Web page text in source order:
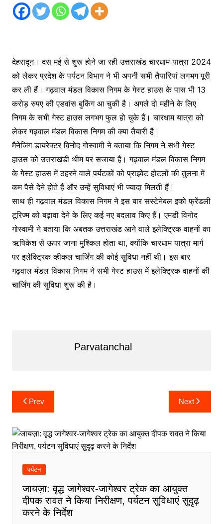
देहरादून। दस मई से शुरू होने जा रही उत्तराखंड चारधाम यात्रा 2024
को लेकर प्रदेश के पर्यटन विभाग ने भी अपनी सभी तैयारियां लगभग पूरी
कर ली हैं। गढ़वाल मंडल विकास निगम के गेस्ट हाउस के पास भी 13
करोड़ रुपए की एडवांस बुकिंग आ चुकी है। अगले दो महीने के लिए
निगम के सभी गेस्ट हाउस लगभग फुल हो चुके हैं। चारधाम यात्रा को
लेकर गढ़वाल मंडल विकास निगम की क्या तैयारी है।
मैनेजिंग डायरेक्टर विनोद गोस्वामी ने बताया कि निगम ने सभी गेस्ट
हाउस को उत्तराखंडी थीम पर सजाया है। गढ़वाल मंडल विकास निगम
के गेस्ट हाउस में ठहरने वाले पर्यटकों को प्राइवेट होटलों की तुलना में
कम पैसे देने होते हैं और उन्हें सुविधाएं भी ज्यादा मिलती हैं।
साथ ही गढ़वाल मंडल विकास निगम ने इस बार सस्टेनेबल इको फ्रेंडली
टूरिज्म को बढ़ावा देने के लिए कई नए बदलाव किए हैं। एमडी विनोद
गोस्वामी ने बताया कि अबतक उत्तराखंड आने वाले इलेक्ट्रिक वाहनों का
ऋषिकेश से ऊपर जाना मुश्किल होता था, क्योंकि चारधाम यात्रा मार्ग
पर इलेक्ट्रिक व्हीकल चार्जिंग की कोई सुविधा नहीं थी। इस बार
गढ़वाल मंडल विकास निगम ने सभी गेस्ट हाउस में इलेक्ट्रिक वाहनों की
चार्जिंग की सुविधा शुरू की है।
Parvatanchal
Post
navigation
Prev Next
पर्यटन
जायज़ा: वृद्ध जागेश्वर-जागेश्वर ट्रेक का आयुक्त
दीपक रावत ने किया निरीक्षण, पर्यटन सुविधाएं सुदृढ़
करने के निर्देश